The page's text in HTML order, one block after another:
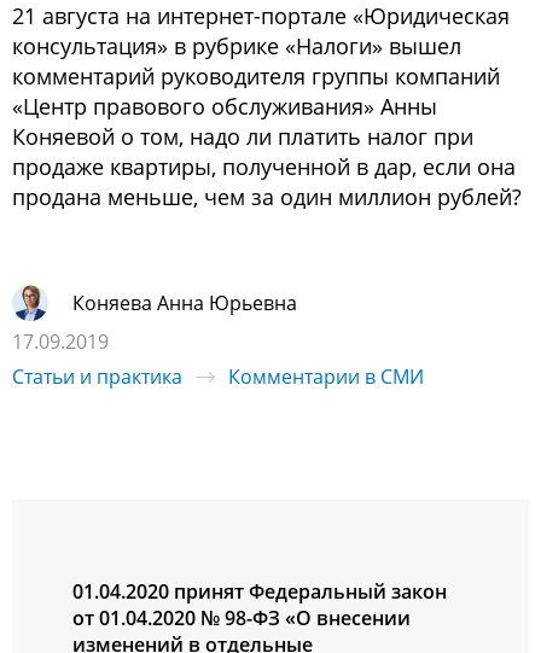
21 августа на интернет-портале «Юридическая
консультация» в рубрике «Налоги» вышел
комментарий руководителя группы компаний
«Центр правового обслуживания» Анны
Коняевой о том, надо ли платить налог при
продаже квартиры, полученной в дар, если она
продана меньше, чем за один миллион рублей?
Коняева Анна Юрьевна
17.09.2019
Статьи и практика
Комментарии в СМИ
01.04.2020 принят Федеральный закон
от 01.04.2020 № 98-ФЗ «О внесении
изменений в отдельные